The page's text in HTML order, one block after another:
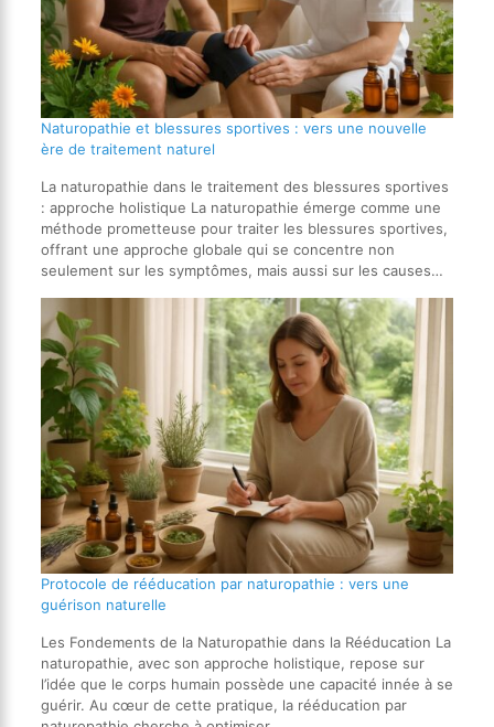
Naturopathie et blessures sportives : vers une nouvelle
ère de traitement naturel
La naturopathie dans le traitement des blessures sportives
: approche holistique La naturopathie émerge comme une
méthode prometteuse pour traiter les blessures sportives,
offrant une approche globale qui se concentre non
seulement sur les symptômes, mais aussi sur les causes…
Protocole de rééducation par naturopathie : vers une
guérison naturelle
Les Fondements de la Naturopathie dans la Rééducation La
naturopathie, avec son approche holistique, repose sur
l’idée que le corps humain possède une capacité innée à se
guérir. Au cœur de cette pratique, la rééducation par